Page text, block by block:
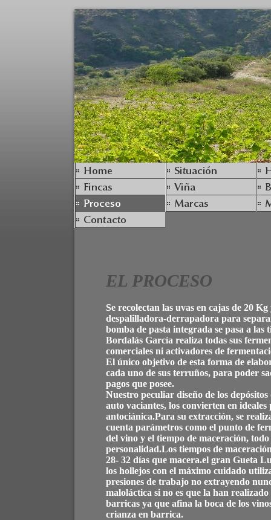
EL PROCESO
Se recolectan las uvas en cajas de 20 Kg
despalilladora-derrapadora para
bomba de pasta integrada se pasa a las
Bordalás García realiza todas sus
comerciales ni activadores de
El único objetivo de esta forma de
cada uno de sus terruños, para poder
pagos que posee.
Nuestro peculiar diseño de los
auto vaciantes, los convierten en
antociánica.Para su extracción, se
cuenta parámetros como el punto de
del vino y el tiempo de maceración,
personalidad.Los tiempos de
28- 32 días que macera.el gran Gueta
los hollejos con el máximo cuidado
presiones de trabajo no extrayendo
maloláctica si no es que la han
barricas ya que afina la boca de los
crianza